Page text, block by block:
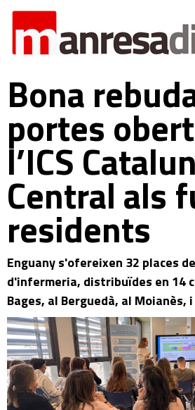
Bona
portes
l’ICS
Central als
residents
Enguany s'ofereixen 32 places
d'infermeria, distribuïdes en 14
Bages, al Berguedà, al Moianès,